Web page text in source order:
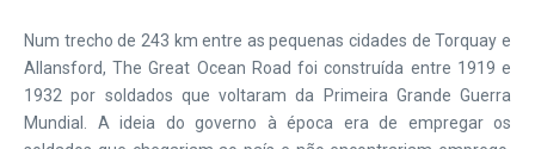
Num trecho de 243 km entre as pequenas cidades de Torquay e
Allansford, The Great Ocean Road foi construída entre 1919 e
1932 por soldados que voltaram da Primeira Grande Guerra
Mundial. A ideia do governo à época era de empregar os